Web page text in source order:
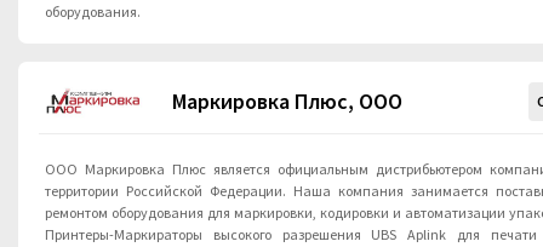
оборудования.
Маркировка Плюс, ООО
OOO Маркировка Плюс является официальным дистрибьютером
территории Российской Федерации. Наша компания занимается
ремонтом оборудования для маркировки, кодировки и автоматизации
Принтеры-Маркираторы высокого разрешения UBS Aplink для печати